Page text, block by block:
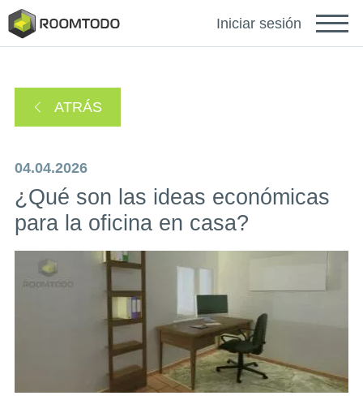
Inicie sesión para obtener
o
Correo electrónico
Gracias por registrarse
En breve le enviaremos un correo electrónico con un
enlace de confirmación.
Se ha enviado un enlace de recuperación de
contraseña a su correo electrónico.
ACEPTAR
Iniciar sesión
ATRÁS
04.04.2026
¿Qué son las ideas económicas
para la oficina en casa?